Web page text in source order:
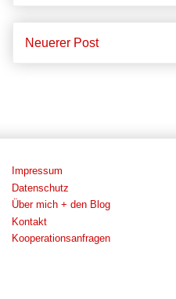
Neuerer Post
Impressum
Datenschutz
Über mich + den Blog
Kontakt
Kooperationsanfragen